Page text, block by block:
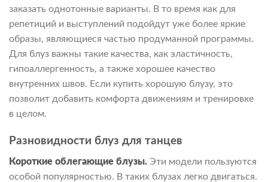
заказать однотонные варианты. В то время как для
репетиций и выступлений подойдут уже более яркие
образы, являющиеся частью продуманной программы.
Для блуз важны такие качества, как эластичность,
гипоаллергенность, а также хорошее качество
внутренних швов. Если купить хорошую блузу, это
позволит добавить комфорта движениям и тренировке
в целом.
Разновидности блуз для танцев
Короткие облегающие блузы. Эти модели пользуются
особой популярностью. В таких блузах легко двигаться.